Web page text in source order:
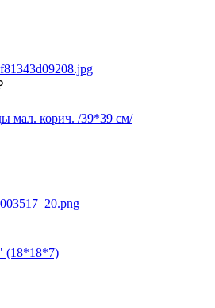
корич. /39*39 см/
(18*18*7)